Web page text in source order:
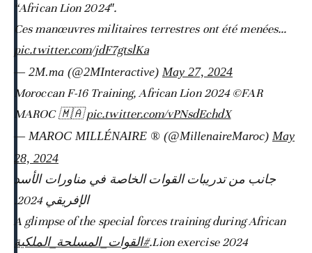
“African Lion 2024″.
Ces manœuvres militaires terrestres ont été menées…
pic.twitter.com/jdF7gtslKa
— 2M.ma (@2MInteractive) May 27, 2024
Moroccan F-16 Training, African Lion 2024 ©️FAR
MAROC 🇲🇦pic.twitter.com/vPNsdEchdX
— MAROC MILLÉNAIRE ® (@MillenaireMaroc) May
28, 2024
جانب من تدريبات القوات الخاصة في مناورات الأسد
الإفريقي 2024.
A glimpse of the special forces training during African
Lion exercise 2024. #القوات_المسلحة_الملكية